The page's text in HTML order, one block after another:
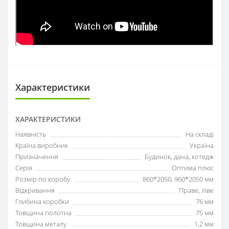
Характеристики
ХАРАКТЕРИСТИКИ
Наявність
На складі
Країна виробник
Україна
Призначення
Будинок, дача, котедж
Серія
Оптима плюс
Розмір по коробу
860*2050, 960*2050 мм
Відкривання
Праве, ліве
Глибина коробки
76 мм
Товщина полотна
75 мм
Товщина металу
1,2 мм